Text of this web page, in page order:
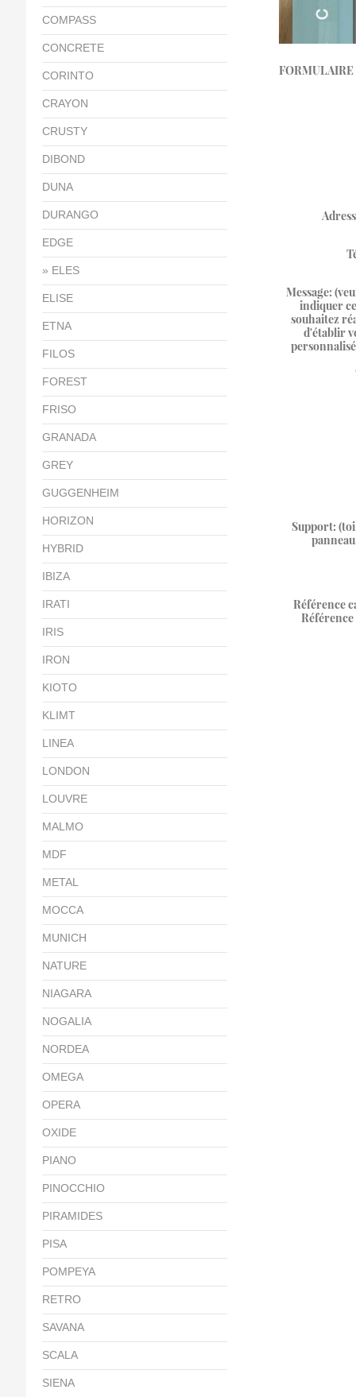
FORMULAIRE
Message:
indiquer
souhaitez
d'établir
Support:
Référence
COMPASS
CONCRETE
CORINTO
CRAYON
CRUSTY
DIBOND
DUNA
DURANGO
EDGE
ELES
ELISE
ETNA
FILOS
FOREST
FRISO
GRANADA
GREY
GUGGENHEIM
HORIZON
HYBRID
IBIZA
IRATI
IRIS
IRON
KIOTO
KLIMT
LINEA
LONDON
LOUVRE
MALMO
MDF
METAL
MOCCA
MUNICH
NATURE
NIAGARA
NOGALIA
NORDEA
OMEGA
OPERA
OXIDE
PIANO
PINOCCHIO
PIRAMIDES
PISA
POMPEYA
RETRO
SAVANA
SCALA
SIENA